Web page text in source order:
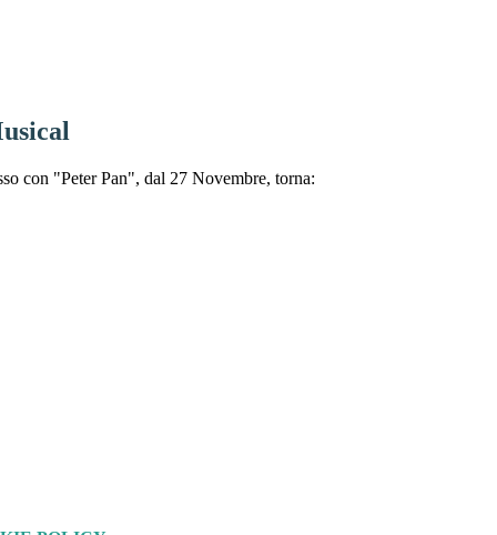
con "Peter Pan", dal 27 Novembre, torna: